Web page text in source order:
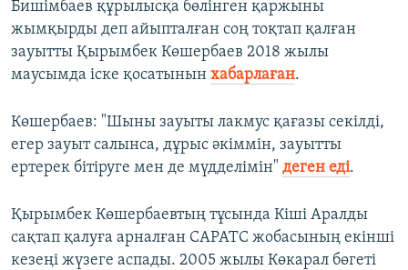
Бишімбаев құрылысқа бөлінген қаржыны
жымқырды деп айыпталған соң тоқтап қалған
зауытты Қырымбек Көшербаев 2018 жылы
маусымда іске қосатынын хабарлаған.
Көшербаев: "Шыны зауыты лакмус қағазы секілді,
егер зауыт салынса, дұрыс әкіммін, зауытты
ертерек бітіруге мен де мүдделімін" деген еді.
Қырымбек Көшербаевтың тұсында Кіші Аралды
сақтап қалуға арналған САРАТС жобасының екінші
кезеңі жүзеге аспады. 2005 жылы Көкарал бөгеті